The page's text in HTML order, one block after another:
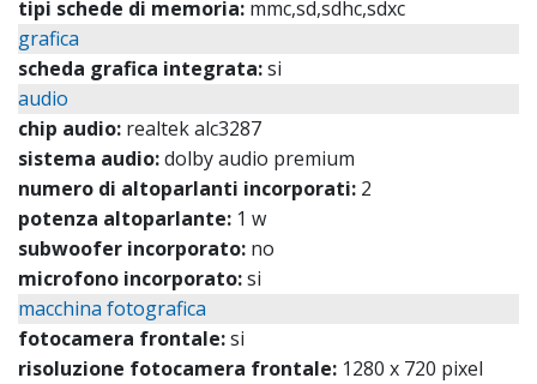
tipi schede di memoria: mmc,sd,sdhc,sdxc
grafica
scheda grafica integrata:si
audio
chip audio: realtek alc3287
sistema audio:dolby audio premium
numero di altoparlanti incorporati: 2
potenza altoparlante: 1 w
subwoofer incorporato: no
microfono incorporato:si
macchina fotografica
fotocamera frontale:si
risoluzione fotocamera frontale: 1280 x 720 pixel